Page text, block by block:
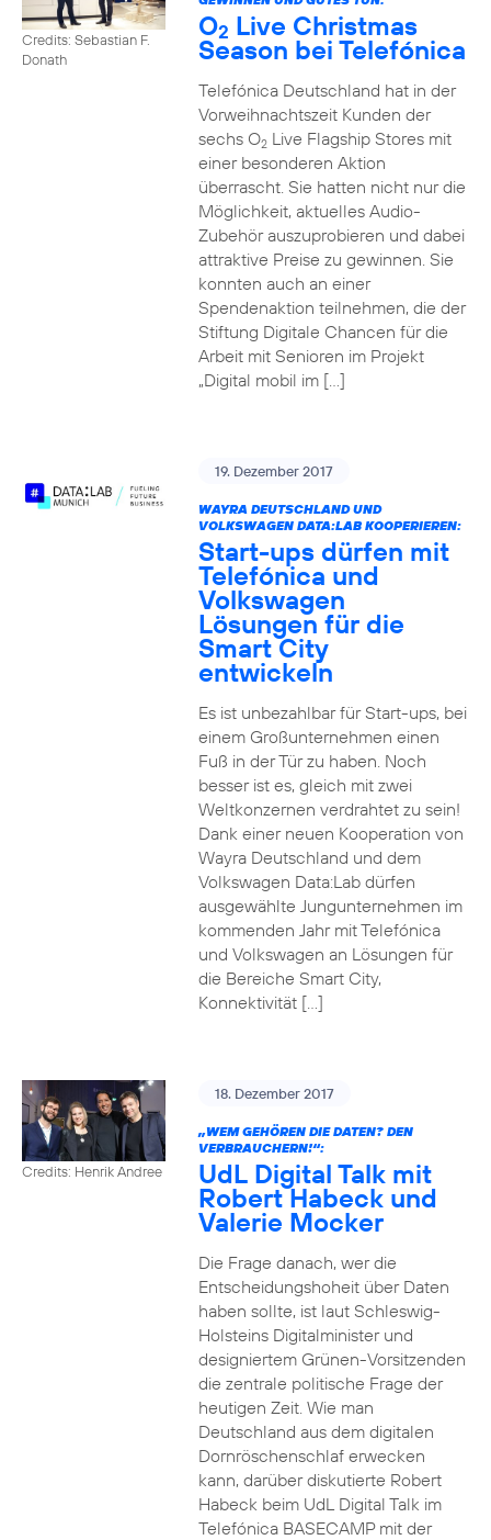
Credits: Sebastian F.
Donath
O2 Live Christmas
Season bei Telefónica
Telefónica Deutschland hat in der
Vorweihnachtszeit Kunden der
sechs O2Live Flagship Stores mit
einer besonderen Aktion
überrascht. Sie hatten nicht nur die
Möglichkeit, aktuelles Audio-
Zubehör auszuprobieren und dabei
attraktive Preise zu gewinnen. Sie
konnten auch an einer
Spendenaktion teilnehmen, die der
Stiftung Digitale Chancen für die
Arbeit mit Senioren im Projekt
„Digital mobil im […]
19. Dezember 2017
WAYRA DEUTSCHLAND UND
VOLKSWAGEN DATA:LAB KOOPERIEREN:
Start-ups dürfen mit
Telefónica und
Volkswagen
Lösungen für die
Smart City
entwickeln
Es ist unbezahlbar für Start-ups, bei
einem Großunternehmen einen
Fuß in der Tür zu haben. Noch
besser ist es, gleich mit zwei
Weltkonzernen verdrahtet zu sein!
Dank einer neuen Kooperation von
Wayra Deutschland und dem
Volkswagen Data:Lab dürfen
ausgewählte Jungunternehmen im
kommenden Jahr mit Telefónica
und Volkswagen an Lösungen für
die Bereiche Smart City,
Konnektivität […]
Credits: Henrik Andree
18. Dezember 2017
„WEM GEHÖREN DIE DATEN? DEN
VERBRAUCHERN!“:
UdL Digital Talk mit
Robert Habeck und
Valerie Mocker
Die Frage danach, wer die
Entscheidungshoheit über Daten
haben sollte, ist laut Schleswig-
Holsteins Digitalminister und
designiertem Grünen-Vorsitzenden
die zentrale politische Frage der
heutigen Zeit. Wie man
Deutschland aus dem digitalen
Dornröschenschlaf erwecken
kann, darüber diskutierte Robert
Habeck beim UdL Digital Talk im
Telefónica BASECAMP mit der